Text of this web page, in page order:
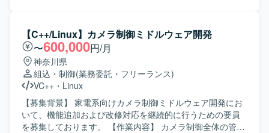
を担当していただきます。 【求める人物像】 仕様や要件を
踏まえて主体的に設計・実装・テストまで推進していただ
ける方を求めております。 【ポジションの魅力】 要件定義
からテストまで、上流から下流まで一貫して携わることが
でき、デスクトップアプリケーション開発の経験を幅広く
積むことができます。 【開発環境】 Windows環境でC++お
よびC#を用いたデスクトップアプリケーション開発となり
ます。WPFを用いた画面開発も行っていただきます。
【C++/Linux】カメラ制御ミドルウェア開発
〜600,000円/月
神奈川県
組込・制御(業務委託・フリーランス)
VC++ ・ Linux
【募集背景】 家電系向けカメラ制御ミドルウェア開発にお
いて、機能追加および改修対応を継続的に行うための要員
を募集しております。 【作業内容】 カメラ制御全体の管